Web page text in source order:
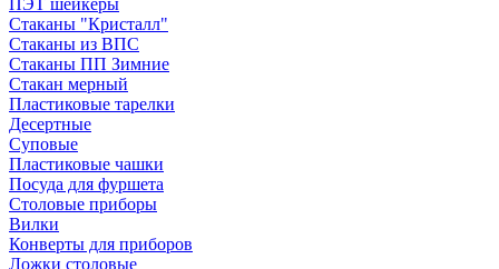
ПЭТ шейкеры
Стаканы "Кристалл"
Стаканы из ВПС
Стаканы ПП Зимние
Стакан мерный
Пластиковые тарелки
Десертные
Суповые
Пластиковые чашки
Посуда для фуршета
Столовые приборы
Вилки
Конверты для приборов
Ложки столовые